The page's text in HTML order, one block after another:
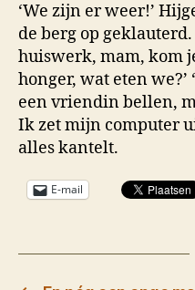
‘We zijn er weer!’
de berg op
huiswerk, mam, kom
honger, wat eten
een vriendin bellen,
Ik zet mijn computer
alles kantelt.
E-mail